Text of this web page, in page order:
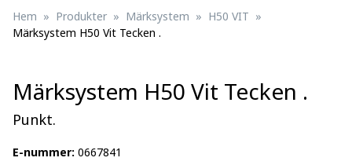
Hem Produkter Märksystem
H50 VIT
Märksystem H50 Vit Tecken .
Märksystem H50 Vit Tecken .
Punkt.
E-nummer: 0667841